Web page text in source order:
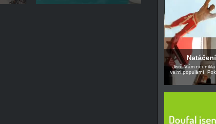
Jistě Vám
velmi populární.